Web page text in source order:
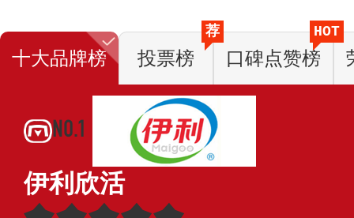
十大品牌榜 投票榜
荐
口碑点赞榜
HOT
NO.1
伊利欣活